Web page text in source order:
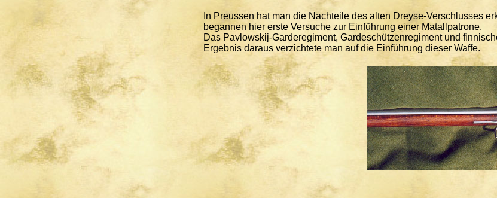
In Preussen hat man die Nachteile des alten Dreyse-Verschlusses
begannen hier erste Versuche zur Einführung einer Matallpatrone.
Das Pavlowskij-Garderegiment, Gardeschützenregiment und
Ergebnis daraus verzichtete man auf die Einführung dieser Waffe.